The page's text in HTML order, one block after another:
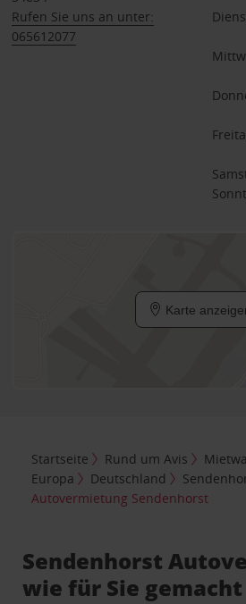
Rufen Sie uns an unter:
065612077
Karte
Startseite Rund um Avis
Europa
Deutschland
Autovermietung Sendenhorst
Sendenhorst
wie für Sie gemacht